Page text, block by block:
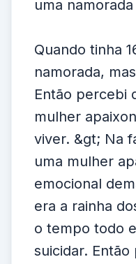
uma
Quando tinha
namorada,
Então percebi
mulher
viver. &gt; Na
uma mulher
emocional
era a rainha
o tempo todo
suicidar.